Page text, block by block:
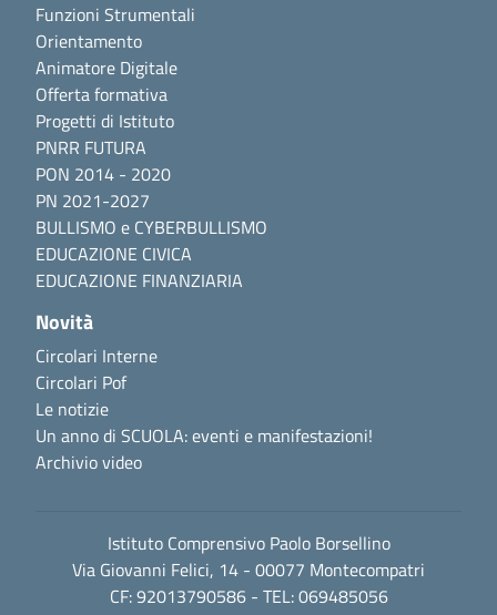
Funzioni Strumentali
Orientamento
Animatore Digitale
Offerta formativa
Progetti di Istituto
PNRR FUTURA
PON 2014 - 2020
PN 2021-2027
BULLISMO e CYBERBULLISMO
EDUCAZIONE CIVICA
EDUCAZIONE FINANZIARIA
Novità
Circolari Interne
Circolari Pof
Le notizie
Un anno di SCUOLA: eventi e manifestazioni!
Archivio video
Istituto Comprensivo Paolo Borsellino
Via Giovanni Felici, 14 - 00077 Montecompatri
CF: 92013790586 - TEL: 069485056